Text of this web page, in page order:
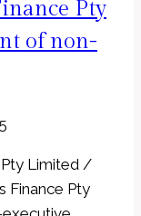
Pty
of non-
Pty Limited /
Finance Pty